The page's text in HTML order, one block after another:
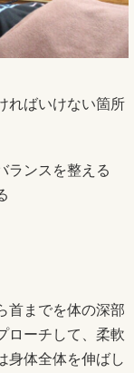
ればいけない箇所
ランスを整える
首までを体の深部
ローチして、柔軟
身体全体を伸ばし